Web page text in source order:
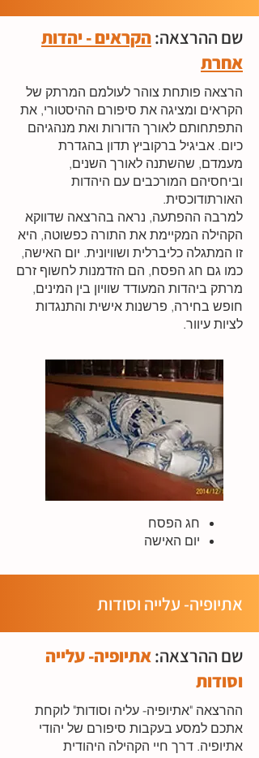
שם ההרצאה:הקראים - יהדות
אחרת
הרצאה פותחת צוהר לעולמם המרתק של
הקראים ומציגה את סיפורם ההיסטורי, את
התפתחותם לאורך הדורות ואת מנהגיהם
כיום. אביגיל ברקוביץ תדון בהגדרת
מעמדם, שהשתנה לאורך השנים,
וביחסיהם המורכבים עם היהדות
האורתודוכסית.
למרבה ההפתעה, נראה בהרצאה שדווקא
הקהילה המקיימת את התורה כפשוטה, היא
זו המתגלה כליברלית ושוויונית. יום האישה,
כמו גם חג הפסח, הם הזדמנות לחשוף זרם
מרתק ביהדות המעודד שוויון בין המינים,
חופש בחירה, פרשנות אישית והתנגדות
לציות עיוור.
חג הפסח
יום האישה
אתיופיה- עלייה וסודות
שם ההרצאה:אתיופיה- עלייה
וסודות
ההרצאה "אתיופיה- עליה וסודות" לוקחת
אתכם למסע בעקבות סיפורם של יהודי
אתיופיה. דרך חיי הקהילה היהודית